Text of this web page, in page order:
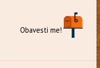
Obavesti me!